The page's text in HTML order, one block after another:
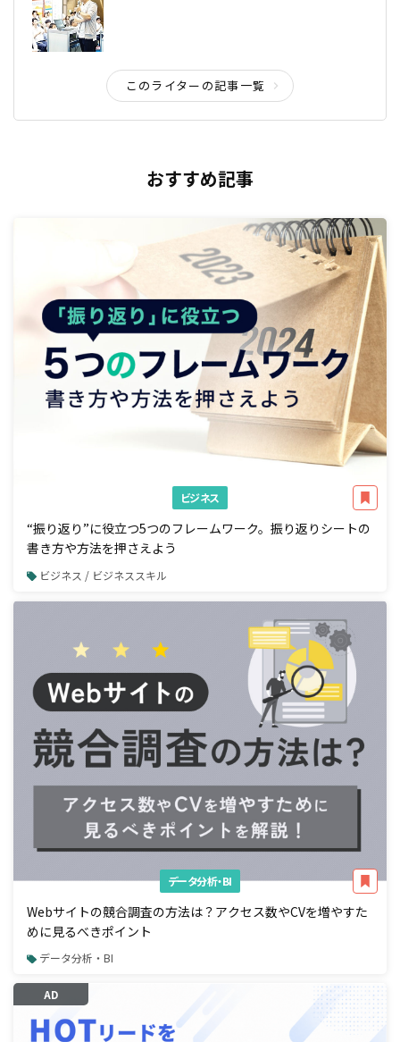
このライターの記事一覧
おすすめ記事
ビジネス
“振り返り”に役立つ5つのフレームワーク。振り返りシートの
書き方や方法を押さえよう
ビジネス / ビジネススキル
データ分析・BI
Webサイトの競合調査の方法は？アクセス数やCVを増やすた
めに見るべきポイント
データ分析・BI
AD